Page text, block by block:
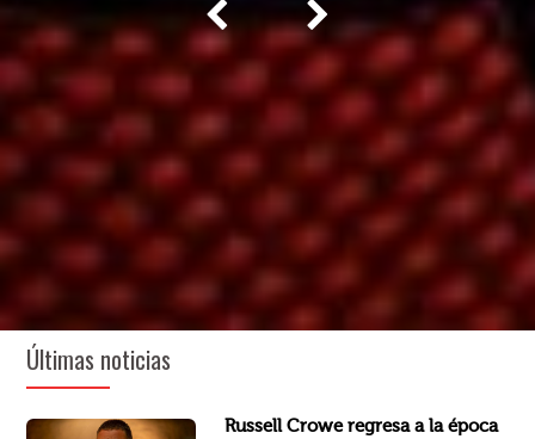
Últimas noticias
Russell Crowe regresa a la época
Más de dos décadas después de conquistar Hollywood con Gladiador, Russell Crowe volverá a enfrentarse al poder de Roma...